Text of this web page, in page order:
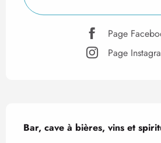
Page
Page
Description
Bar, cave à bières, vins et